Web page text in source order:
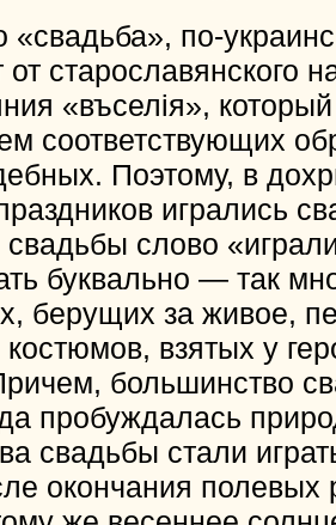
по-
от старославянского
«въселiя»,
соответствующих
Поэтому, в
игрались
свадьбы слово
буквально — так
берущих за живое,
взятых у
большинство
пробуждалась
свадьбы стали
окончания полевых